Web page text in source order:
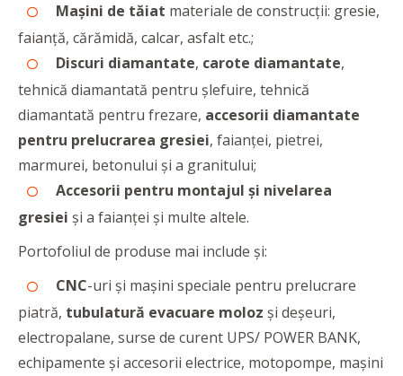
Mașini de tăiat materiale de construcții: gresie,
faianță, cărămidă, calcar, asfalt etc.;
Discuri diamantate, carote diamantate,
tehnică diamantată pentru șlefuire, tehnică
diamantată pentru frezare, accesorii diamantate
pentru prelucrarea gresiei, faianței, pietrei,
marmurei, betonului și a granitului;
Accesorii pentru montajul și nivelarea
gresiei și a faianței și multe altele.
Portofoliul de produse mai include și:
CNC-uri și mașini speciale pentru prelucrare
piatră, tubulatură evacuare moloz și deșeuri,
electropalane, surse de curent UPS/ POWER BANK,
echipamente și accesorii electrice, motopompe, mașini